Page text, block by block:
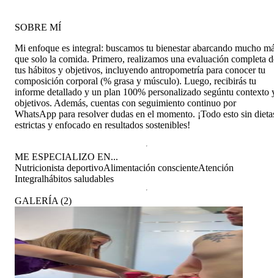
resultados y con el proceso hasta ahora.
Totalmente recomendada.
SOBRE MÍ
Mi enfoque es integral: buscamos tu bienestar abarcando mucho
que solo la comida. Primero, realizamos una evaluación completa
tus hábitos y objetivos, incluyendo antropometría para conocer tu
composición corporal (% grasa y músculo). Luego, recibirás tu
informe detallado y un plan 100% personalizado segúntu contexto
objetivos. Además, cuentas con seguimiento continuo por
WhatsApp para resolver dudas en el momento. ¡Todo esto sin
estrictas y enfocado en resultados sostenibles!
ME ESPECIALIZO EN...
Nutricionista deportivoAlimentación conscienteAtención
Integralhábitos saludables
GALERÍA (2)